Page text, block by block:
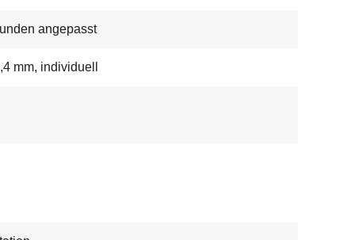
angepasst
mm, individuell